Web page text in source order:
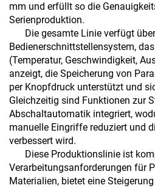
mm und erfüllt so die
Serienproduktion.
Die gesamte Linie verfügt
Bedienerschnittstellensystem,
(Temperatur, Geschwindigkeit,
anzeigt, die Speicherung von
per Knopfdruck unterstützt und
Gleichzeitig sind Funktionen zur
Abschaltautomatik integriert,
manuelle Eingriffe reduziert und
verbessert wird.
Diese Produktionslinie ist
Verarbeitungsanforderungen für
Materialien, bietet eine